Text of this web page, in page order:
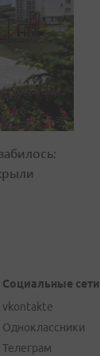
Социальные сети
vkontakte
Одноклассники
Телеграм